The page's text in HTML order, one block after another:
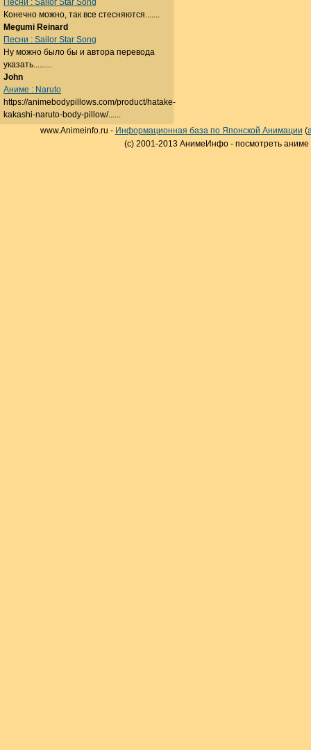
Песни : Sailor Star Song
Конечно можно, так все стесняются.......
Megumi Reinard
Песни : Sailor Star Song
Ну можно было бы и автора перевода
указать.........
John
Аниме : Naruto
https://animebodypillows.com/product/hatake-
kakashi-naruto-body-pillow/......
www.Animeinfo.ru - Информационная база по Японской Анимации (
(c) 2001-2013 АнимеИнфо - посмотреть аниме